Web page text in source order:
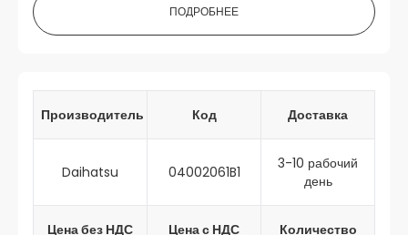
ПОДРОБНЕЕ
Производитель Код Доставка
Daihatsu 04002061B1
3-10 рабочий
день
Цена без НДС Цена с НДС Количество